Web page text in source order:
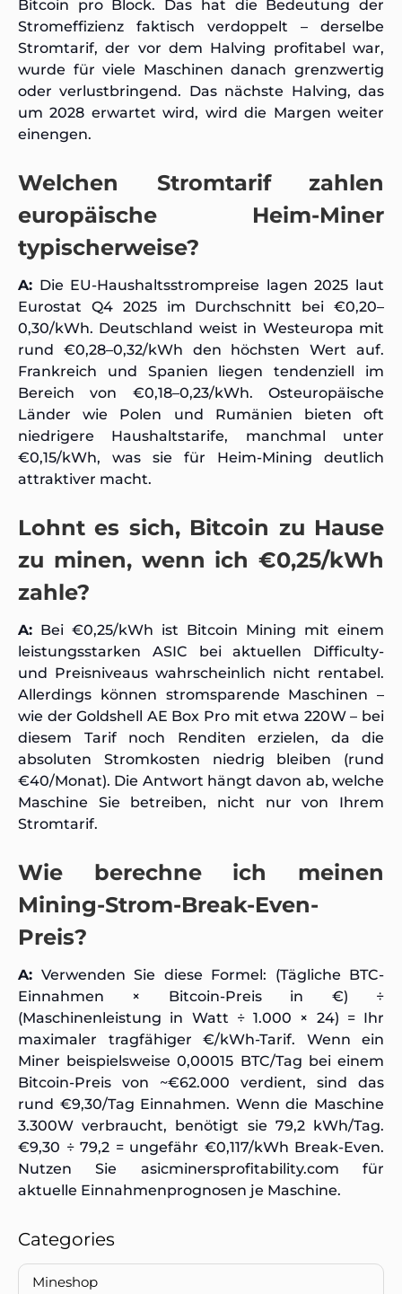
Bitcoin pro Block. Das hat die Bedeutung der
Stromeffizienz faktisch verdoppelt – derselbe
Stromtarif, der vor dem Halving profitabel war,
wurde für viele Maschinen danach grenzwertig
oder verlustbringend. Das nächste Halving, das
um 2028 erwartet wird, wird die Margen weiter
einengen.
Welchen Stromtarif zahlen
europäische Heim-Miner
typischerweise?
A: Die EU-Haushaltsstrompreise lagen 2025 laut
Eurostat Q4 2025 im Durchschnitt bei €0,20–
0,30/kWh. Deutschland weist in Westeuropa mit
rund €0,28–0,32/kWh den höchsten Wert auf.
Frankreich und Spanien liegen tendenziell im
Bereich von €0,18–0,23/kWh. Osteuropäische
Länder wie Polen und Rumänien bieten oft
niedrigere Haushaltstarife, manchmal unter
€0,15/kWh, was sie für Heim-Mining deutlich
attraktiver macht.
Lohnt es sich, Bitcoin zu Hause
zu minen, wenn ich €0,25/kWh
zahle?
A: Bei €0,25/kWh ist Bitcoin Mining mit einem
leistungsstarken ASIC bei aktuellen Difficulty-
und Preisniveaus wahrscheinlich nicht rentabel.
Allerdings können stromsparende Maschinen –
wie der Goldshell AE Box Pro mit etwa 220W – bei
diesem Tarif noch Renditen erzielen, da die
absoluten Stromkosten niedrig bleiben (rund
€40/Monat). Die Antwort hängt davon ab, welche
Maschine Sie betreiben, nicht nur von Ihrem
Stromtarif.
Wie berechne ich meinen
Mining-Strom-Break-Even-
Preis?
A: Verwenden Sie diese Formel: (Tägliche BTC-
Einnahmen × Bitcoin-Preis in €) ÷
(Maschinenleistung in Watt ÷ 1.000 × 24) = Ihr
maximaler tragfähiger €/kWh-Tarif. Wenn ein
Miner beispielsweise 0,00015 BTC/Tag bei einem
Bitcoin-Preis von ~€62.000 verdient, sind das
rund €9,30/Tag Einnahmen. Wenn die Maschine
3.300W verbraucht, benötigt sie 79,2 kWh/Tag.
€9,30 ÷ 79,2 = ungefähr €0,117/kWh Break-Even.
Nutzen Sie asicminersprofitability.com für
aktuelle Einnahmenprognosen je Maschine.
Categories
Mineshop